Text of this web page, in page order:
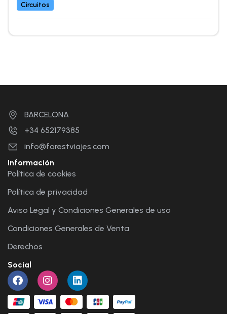
Circuitos
BARCELONA
+34 652179385
info@forestviajes.com
Información
Política de cookies
Política de privacidad
Aviso Legal y Condiciones Generales de uso
Condiciones Generales de Venta
Derechos
Social